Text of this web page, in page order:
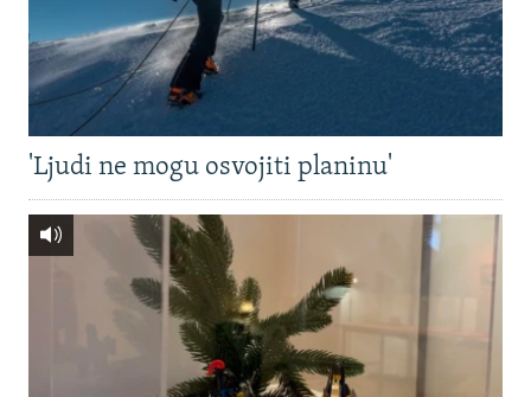
'Ljudi ne mogu osvojiti planinu'